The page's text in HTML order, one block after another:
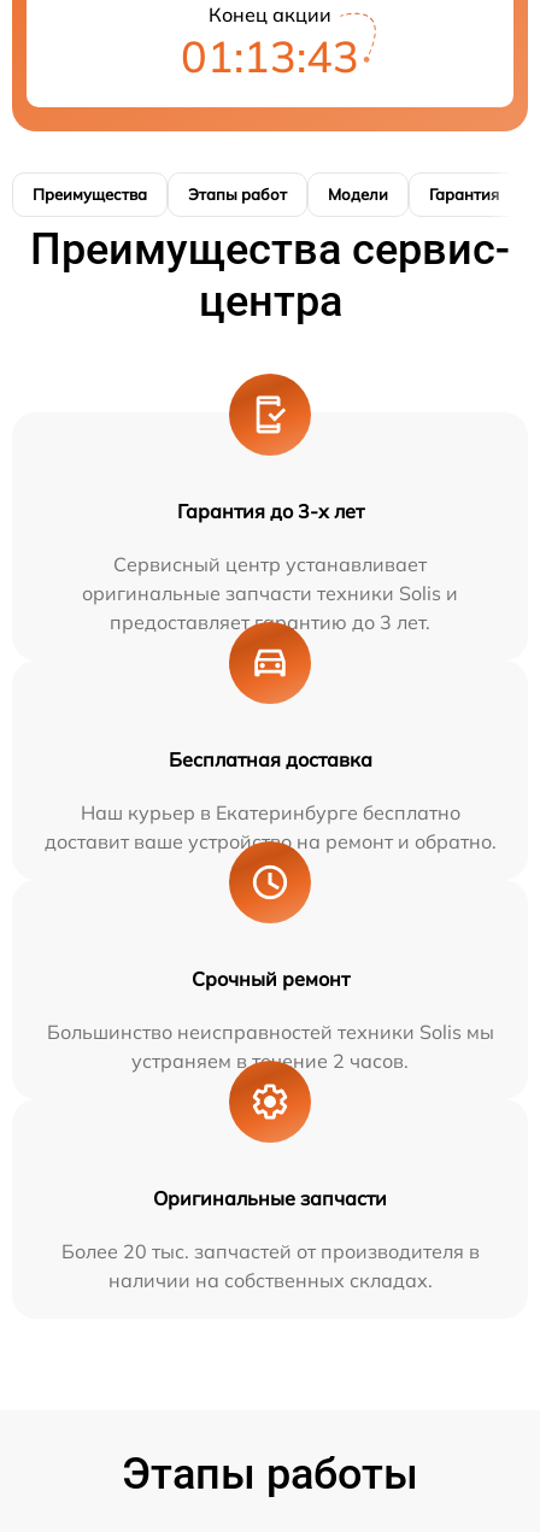
Конец акции
01:13:42
Преимущества Этапы работ Модели Гарантия
Преимущества сервис-
центра
Гарантия до 3-х лет
Сервисный центр устанавливает
оригинальные запчасти техники Solis и
предоставляет гарантию до 3 лет.
Бесплатная доставка
Наш курьер в Екатеринбурге бесплатно
доставит ваше устройство на ремонт и обратно.
Срочный ремонт
Большинство неисправностей техники Solis мы
устраняем в течение 2 часов.
Оригинальные запчасти
Более 20 тыс. запчастей от производителя в
наличии на собственных складах.
Этапы работы